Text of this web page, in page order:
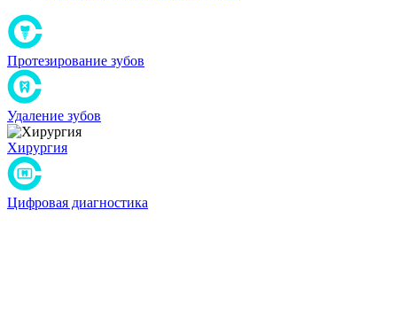
Протезирование зубов
Удаление зубов
Хирургия
Цифровая диагностика